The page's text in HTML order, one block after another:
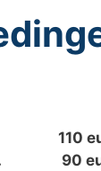
110
90